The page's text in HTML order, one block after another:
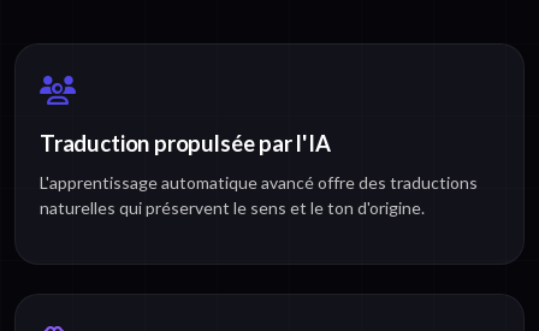
Traduction propulsée par l'IA
L'apprentissage automatique avancé offre des traductions
naturelles qui préservent le sens et le ton d'origine.